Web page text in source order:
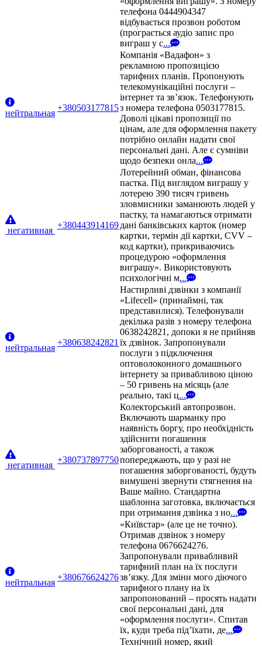
телефона 0444904347
відбувається прозвон роботом
(програється аудіо запис про
виграш у с...
нейтральная
+380503177815
Компанія «Вадафон» з
рекламною пропозицією
тарифних планів. Пропонують
телекомунікаційні послуги –
інтернет та зв’язок. Телефонують
з номера телефона 0503177815.
Доволі цікаві пропозиції по
цінам, але для оформлення пакету
потрібно онлайн надати свої
персональні дані. Але є сумніви
щодо безпеки онла...
негативная
+380443914169
Лотерейний обман, фінансова
пастка. Під виглядом виграшу у
лотерею 390 тисяч гривень
зловмисники заманюють людей у
пастку, та намагаються отримати
дані банківських карток (номер
картки, термін дії картки, CVV –
код картки), прикриваючись
процедурою «оформлення
виграшу». Використовують
психологічні м...
нейтральная
+380638242821
Настирливі дзвінки з компанії
«Lifecell» (принаймні, так
представилися). Телефонували
декілька разів з номеру телефона
0638242821, допоки я не прийняв
їх дзвінок. Запропонували
послуги з підключення
оптоволоконного домашнього
інтернету за привабливою ціною
– 50 гривень на місяць (але
реально, такі ц...
негативная
+380737897750
Колекторський автопрозвон.
Включають шарманку про
наявність боргу, про необхідність
здійснити погашення
заборгованості, а також
попереджають, що у разі не
погашення заборгованості, будуть
вимушені звернути стягнення на
Ваше майно. Стандартна
шаблонна заготовка, включається
при отримання дзвінка з но...
нейтральная
+380676624276
«Київстар» (але це не точно).
Отримав дзвінок з номеру
телефона 0676624276.
Запропонували привабливий
тарифний план на їх послуги
зв’язку. Для зміни мого діючого
тарифного плану на їх
запропонований – просять надати
свої персональні дані, для
«оформлення послуги». Спитав
їх, куди треба під’їхати, де...
Технічний номер, який